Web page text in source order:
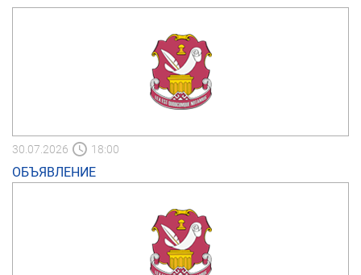
30.07.2026 18:00
ОБЪЯВЛЕНИЕ